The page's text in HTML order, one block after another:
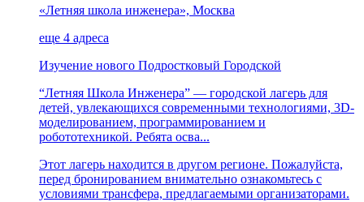
«Летняя школа инженера», Москва
еще 4 адреса
Изучение нового Подростковый Городской
“Летняя Школа Инженера” — городской лагерь для
детей, увлекающихся современными технологиями, 3D-
моделированием, программированием и
робототехникой. Ребята осва...
Этот лагерь находится в другом регионе. Пожалуйста,
перед бронированием внимательно ознакомьтесь с
условиями трансфера, предлагаемыми организаторами.